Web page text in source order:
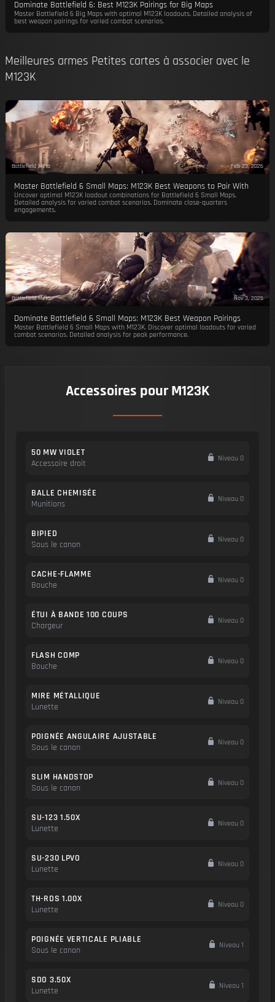
Dominate Battlefield 6: Best M123K Pairings for Big Maps
Master Battlefield 6 Big Maps with optimal M123K loadouts. Detailed analysis of
best weapon pairings for varied combat scenarios.
Meilleures armes Petites cartes à associer avec le
M123K
Battlefield Meta Feb 23, 2026
Master Battlefield 6 Small Maps: M123K Best Weapons to Pair With
Uncover optimal M123K loadout combinations for Battlefield 6 Small Maps.
Detailed analysis for varied combat scenarios. Dominate close-quarters
engagements.
Battlefield Meta Nov 3, 2025
Dominate Battlefield 6 Small Maps: M123K Best Weapon Pairings
Master Battlefield 6 Small Maps with M123K. Discover optimal loadouts for varied
combat scenarios. Detailed analysis for peak performance.
Accessoires pour M123K
50 MW VIOLET
Accessoire droit
Niveau 0
BALLE CHEMISÉE
Munitions
Niveau 0
BIPIED
Sous le canon
Niveau 0
CACHE-FLAMME
Bouche
Niveau 0
ÉTUI À BANDE 100 COUPS
Chargeur
Niveau 0
FLASH COMP
Bouche
Niveau 0
MIRE MÉTALLIQUE
Lunette
Niveau 0
POIGNÉE ANGULAIRE AJUSTABLE
Sous le canon
Niveau 0
SLIM HANDSTOP
Sous le canon
Niveau 0
SU-123 1.50X
Lunette
Niveau 0
SU-230 LPVO
Lunette
Niveau 0
TH-RDS 1.00X
Lunette
Niveau 0
POIGNÉE VERTICALE PLIABLE
Sous le canon
Niveau 1
SDO 3.50X
Lunette
Niveau 1